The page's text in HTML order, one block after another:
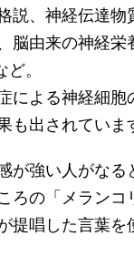
説、神経伝達物
脳由来の神経栄
。
による神経細胞
も出されていま
が強い人がなる
ろの「メランコ
提唱した言葉を